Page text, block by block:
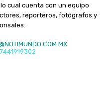
cual cuenta con un equipo
reporteros, fotógrafos y